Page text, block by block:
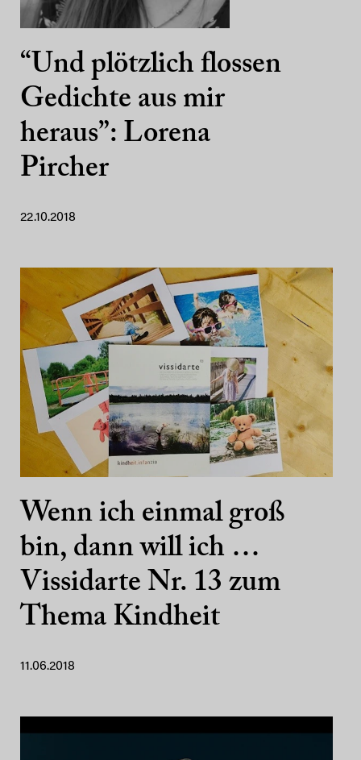
“Und plötzlich flossen
Gedichte aus mir
heraus”: Lorena
Pircher
22.10.2018
Wenn ich einmal groß
bin, dann will ich …
Vissidarte Nr. 13 zum
Thema Kindheit
11.06.2018